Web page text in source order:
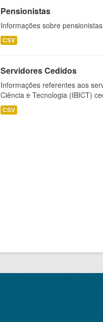
Pensionistas
Informações sobre
CSV
Servidores Cedidos
Informações referentes aos
Ciência e Tecnologia (IBICT)
CSV